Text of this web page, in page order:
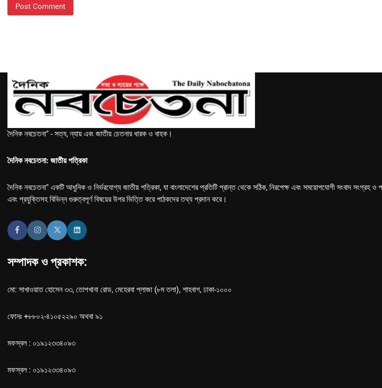
দৈনিক নবচেতনা" - সত্য, ন্যায় এবং জাতীয় চেতনার ধারক ও বাহক।
দৈনিক নবচেতনা: জাতীয় পত্রিকা
দৈনিক নবচেতনা" একটি আধুনিক ও নির্ভরযোগ্য জাতীয় পত্রিকা, যা বাংলাদেশের প্রতিটি প্রান্ত থেকে সঠিক, নিরপেক্ষ এবং সময়োপযোগী সংবাদ সংগ্রহ ও
এবং প্রযুক্তিসহ বিভিন্ন গুরুত্বপূর্ণ বিষয়ের উপর ভিত্তি করে পাঠকদের তথ্য প্রদান করে।
সম্পাদক ও প্রকাশক:
মো: সাখাওয়াত হোসেন ৩৩, তোপখানা রোড, মেহেরবা প্লাজা (৮ম তলা), শাহবাগ, ঢাকা-১০০০
ফোনঃ +৮৮০২-৪১০৫২২৯০ অথবা ৯১
মফস্বল : ০১৯১২৩৩৪০৯৩
মফস্বল : ০১৯১২৩৩৪০৯৩